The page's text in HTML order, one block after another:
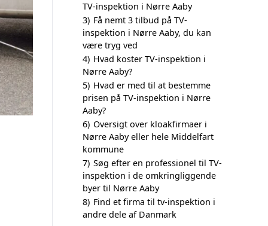
TV-inspektion i Nørre Aaby
3) Få nemt 3 tilbud på TV-
inspektion i Nørre Aaby, du kan
være tryg ved
4) Hvad koster TV-inspektion i
Nørre Aaby?
5) Hvad er med til at bestemme
prisen på TV-inspektion i Nørre
Aaby?
6) Oversigt over kloakfirmaer i
Nørre Aaby eller hele Middelfart
kommune
7) Søg efter en professionel til TV-
inspektion i de omkringliggende
byer til Nørre Aaby
8) Find et firma til tv-inspektion i
andre dele af Danmark